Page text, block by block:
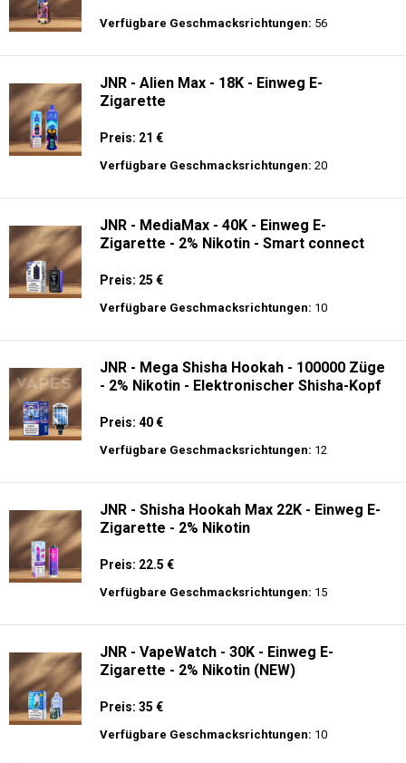
Verfügbare Geschmacksrichtungen: 56
JNR - Alien Max - 18K - Einweg E-
Zigarette
Preis: 21 €
Verfügbare Geschmacksrichtungen: 20
JNR - MediaMax - 40K - Einweg E-
Zigarette - 2% Nikotin - Smart connect
Preis: 25 €
Verfügbare Geschmacksrichtungen: 10
JNR - Mega Shisha Hookah - 100000 Züge
- 2% Nikotin - Elektronischer Shisha-Kopf
Preis: 40 €
Verfügbare Geschmacksrichtungen: 12
JNR - Shisha Hookah Max 22K - Einweg E-
Zigarette - 2% Nikotin
Preis: 22.5 €
Verfügbare Geschmacksrichtungen: 15
JNR - VapeWatch - 30K - Einweg E-
Zigarette - 2% Nikotin (NEW)
Preis: 35 €
Verfügbare Geschmacksrichtungen: 10